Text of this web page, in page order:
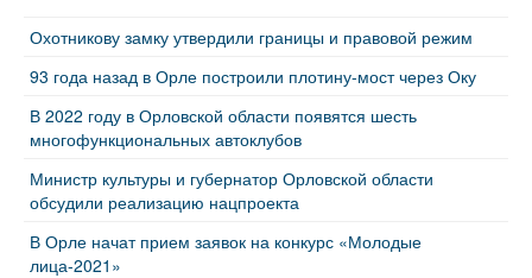
Охотникову замку утвердили границы и правовой режим
93 года назад в Орле построили плотину-мост через Оку
В 2022 году в Орловской области появятся шесть
многофункциональных автоклубов
Министр культуры и губернатор Орловской области
обсудили реализацию нацпроекта
В Орле начат прием заявок на конкурс «Молодые
лица-2021»